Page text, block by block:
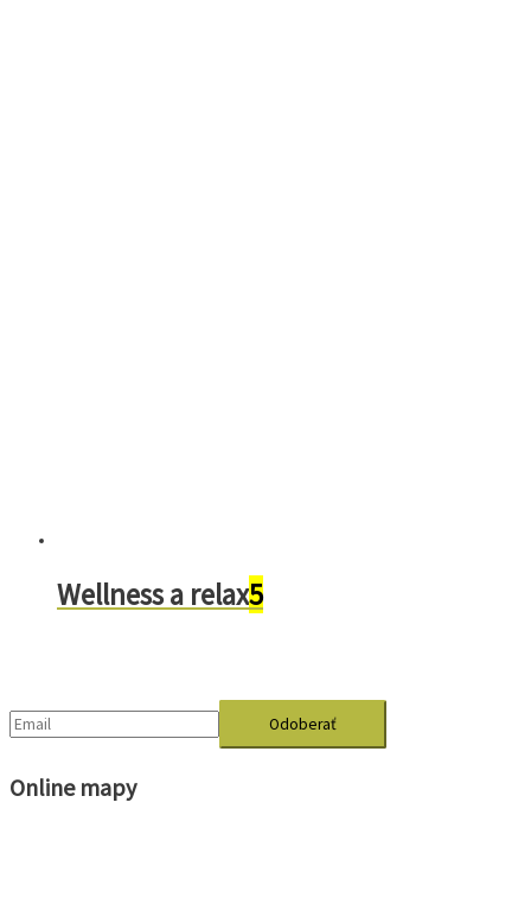
Wellness a relax5
Online mapy